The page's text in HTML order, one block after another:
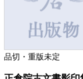
品切・重版未定